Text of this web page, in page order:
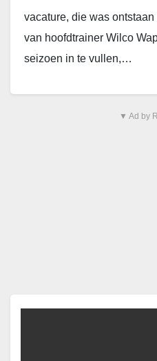
vacature, die was
van hoofdtrainer Wilco
seizoen in te vullen,…
▼ Ad by